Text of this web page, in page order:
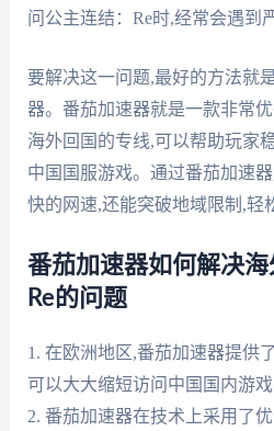
问公主连结：Re时,经常会遇到
要解决这一问题,最好的方法就
器。番茄加速器就是一款非常
海外回国的专线,可以帮助玩家
中国国服游戏。通过番茄加速
快的网速,还能突破地域限制,轻
番茄加速器如何解决海
Re的问题
1. 在欧洲地区,番茄加速器提供
可以大大缩短访问中国国内游
2. 番茄加速器在技术上采用了